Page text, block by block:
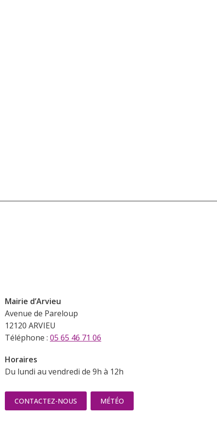
Mairie d’Arvieu
Avenue de Pareloup
12120 ARVIEU
Téléphone : 05 65 46 71 06
Horaires
Du lundi au vendredi de 9h à 12h
CONTACTEZ-NOUS MÉTÉO